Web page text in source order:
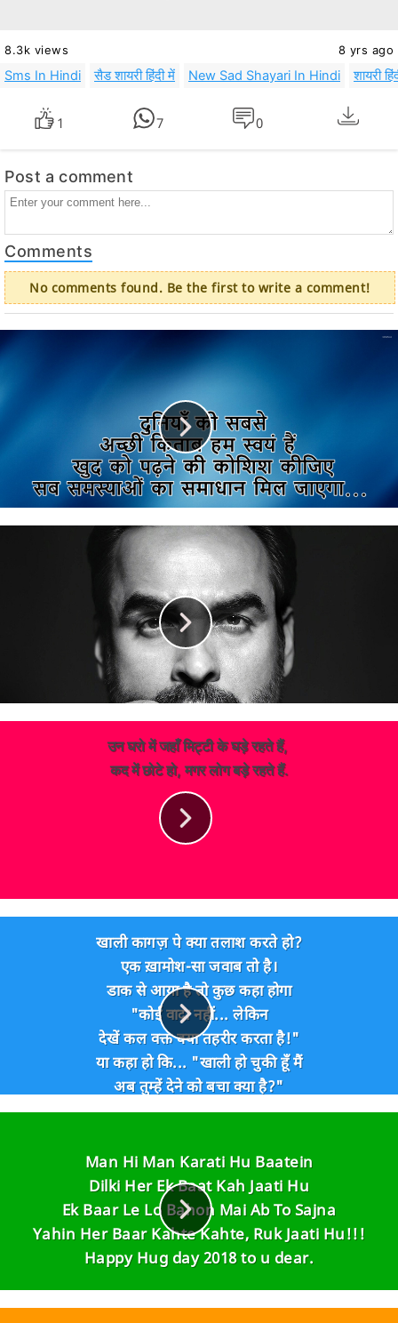
8.3k views 8 yrs ago
Sms In Hindi सैड शायरी हिंदी में New Sad Shayari In Hindi शायरी
1 7 0
Post a comment
Comments
No comments found. Be the first to write a comment!
उन घरो में जहाँ मिट्टी के घड़े रहते हैं,
कद में छोटे हो, मगर लोग बड़े रहते हैं.
खाली कागज़ पे क्या तलाश करते हो?
एक ख़ामोश-सा जवाब तो है।
डाक से आया है तो कुछ कहा होगा
"कोई वादा नहीं... लेकिन
देखें कल वक्त क्या तहरीर करता है!"
या कहा हो कि... "खाली हो चुकी हूँ मैं
अब तुम्हें देने को बचा क्या है?"
सामने रख के देखते हो जब
हाथ हिलाता है जाने क्यों?
कह रहा हो शायद वो...
"धूप से उठके दूर छाँव में बैठो!"
सामने रौशनी के रख के देखो तो
सूखे पानी की कुछ लकीरें बहती हैं
Man Hi Man Karati Hu Baatein
Dilki Her Ek Baat Kah Jaati Hu
Ek Baar Le Lo Bahon Mai Ab To Sajna
Yahin Her Baar Kahte Kahte, Ruk Jaati Hu!!!
Happy Hug day 2018 to u dear.